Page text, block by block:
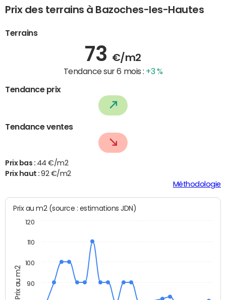
Prix des terrains à Bazoches-les-Hautes
Terrains
73 €/m2
Tendance sur 6 mois : +3 %
Tendance prix
Tendance ventes
Prix bas : 44 €/m2
Prix haut :92 €/m2
Méthodologie
Prix au m2
Prix au m2 (source : estimations JDN)
90
100
110
120